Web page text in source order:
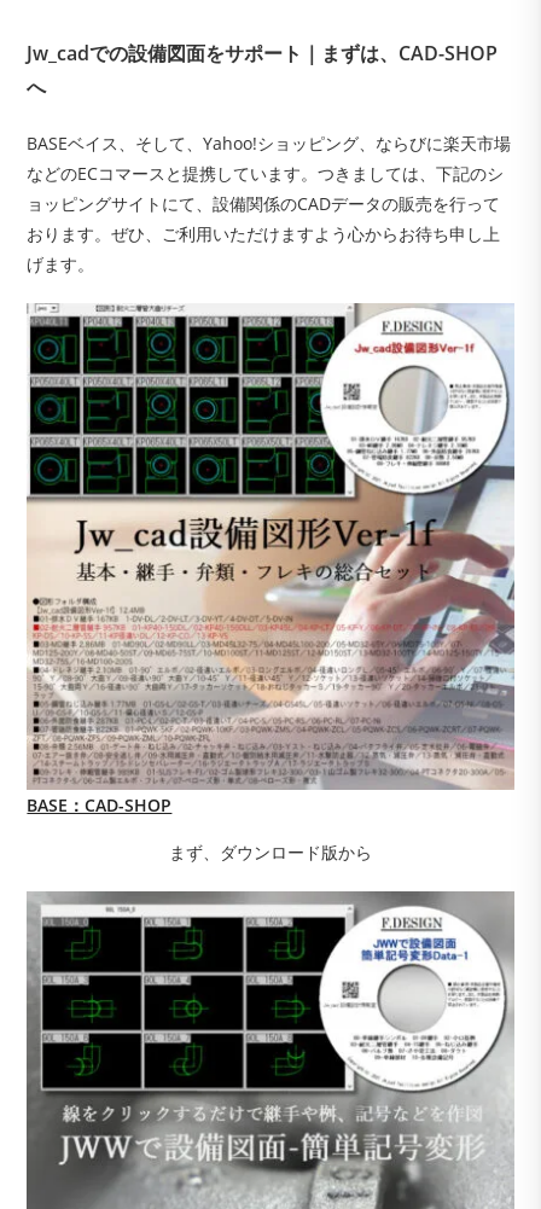
Jw_cadでの設備図面をサポート｜まずは、CAD-SHOP
へ
BASEベイス、そして、Yahoo!ショッピング、ならびに楽天市場
などのECコマースと提携しています。つきましては、下記のシ
ョッピングサイトにて、設備関係のCADデータの販売を行って
おります。ぜひ、ご利用いただけますよう心からお待ち申し上
げます。
BASE：CAD-SHOP
まず、ダウンロード版から